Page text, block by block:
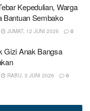
Kepedulian, Warga
Bantuan Sembako
JUMAT, 12 JUNI 2026 0
Gizi Anak Bangsa
RABU, 3 JUNI 2026 0